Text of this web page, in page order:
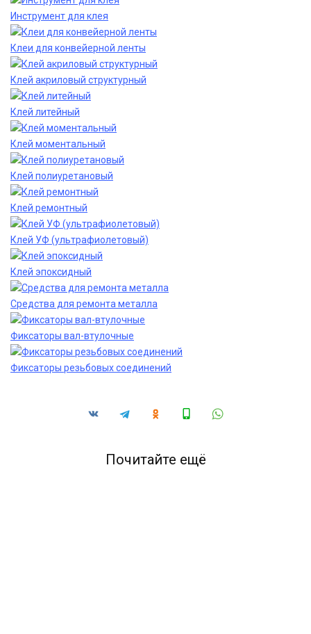
Инструмент для клея
Клеи для конвейерной ленты
Клей акриловый структурный
Клей литейный
Клей моментальный
Клей полиуретановый
Клей ремонтный
Клей УФ (ультрафиолетовый)
Клей эпоксидный
Средства для ремонта металла
Фиксаторы вал-втулочные
Фиксаторы резьбовых соединений
Почитайте ещё